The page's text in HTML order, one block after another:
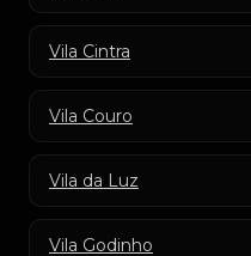
Vila Cintra
Vila Couro
Vila da Luz
Vila Godinho